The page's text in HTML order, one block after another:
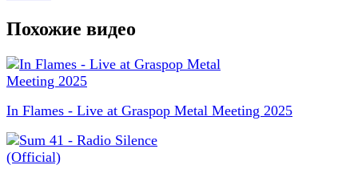
Похожие видео
In Flames - Live at Graspop Metal Meeting 2025